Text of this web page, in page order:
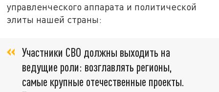
управленческого аппарата и политической
элиты нашей страны:
Участники СВО должны выходить на
ведущие роли: возглавлять регионы,
самые крупные отечественные проекты.